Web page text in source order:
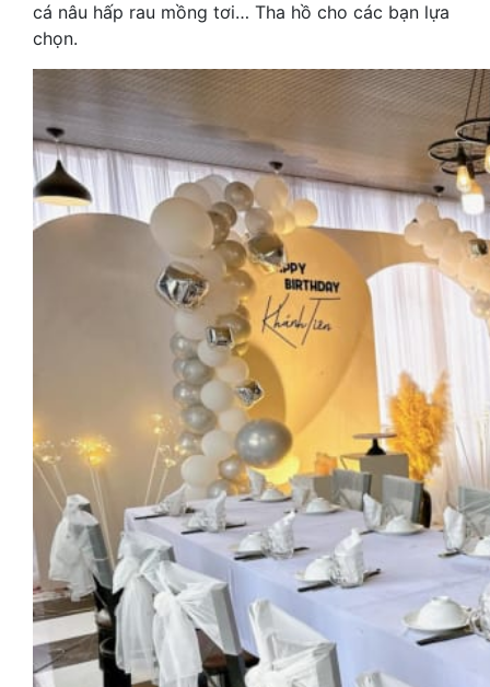
cá nâu hấp rau mồng tơi… Tha hồ cho các bạn lựa
chọn.